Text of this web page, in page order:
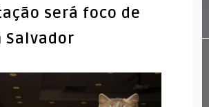
será foco de
Salvador